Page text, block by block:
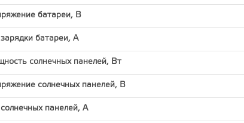
батареи, В
зарядки батареи, А
солнечных панелей, Вт
солнечных панелей, В
солнечных панелей, А